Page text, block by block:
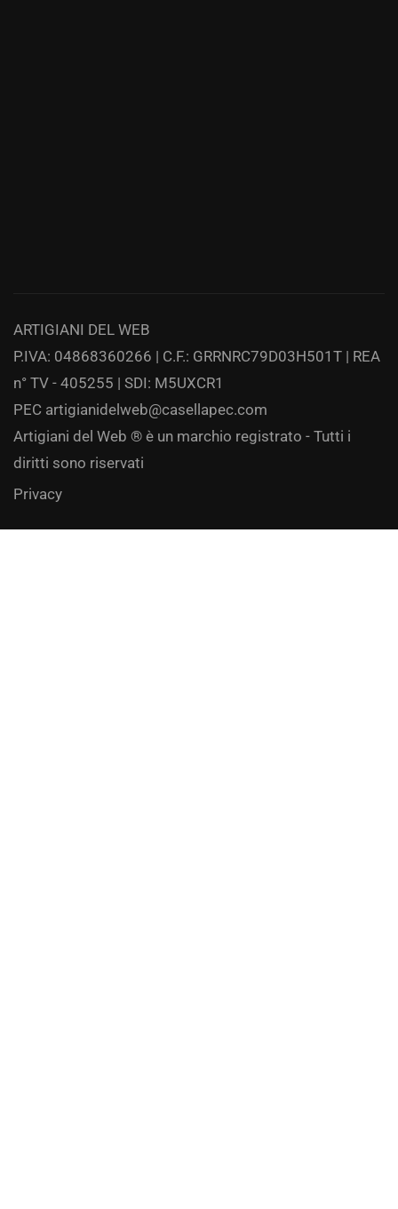
ARTIGIANI DEL WEB
P.IVA: 04868360266 | C.F.: GRRNRC79D03H501T | REA
n° TV - 405255 | SDI: M5UXCR1
PEC artigianidelweb@casellapec.com
Artigiani del Web ® è un marchio registrato - Tutti i
diritti sono riservati
Privacy